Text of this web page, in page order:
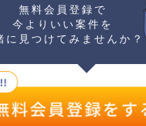
無料会員登録で
今よりいい案件を
に見つけてみませんか？